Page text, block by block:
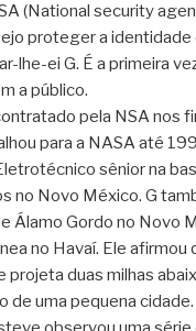
(National security
proteger a
lhe-ei G. É a primeira
a público.
pela NSA nos
para a NASA até
sênior na
no Novo México. G
Álamo Gordo no Novo
no Havaí. Ele afirmou
projeta duas milhas
de uma pequena cidade.